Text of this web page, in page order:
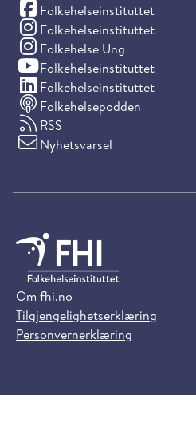
Folkehelseinstituttet
(Facebook)
Folkehelseinstituttet
(Instagram)
Folkehelse Ung
(Instagram)
Folkehelseinstituttet
(YouTube)
Folkehelseinstituttet
(LinkedIn)
Folkehelsepodden
RSS
Nyhetsvarsel
Om fhi.no
Tilgjengelighetserklæring
Personvernerklæring